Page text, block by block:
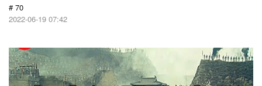
# 70
2022-06-19 07:42